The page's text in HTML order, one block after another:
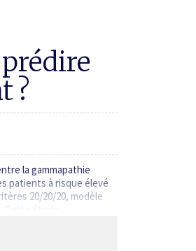
?
la gamma­pathie
patients à risque élevé
20/20/20, modèle
Cette étude,…